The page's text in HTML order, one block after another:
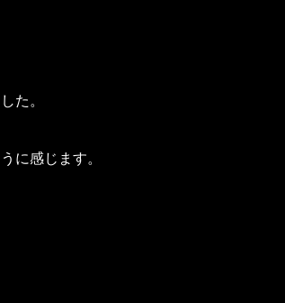
た。
に感じます。